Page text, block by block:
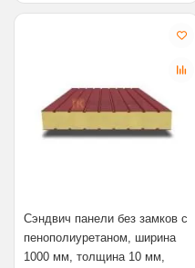
Сэндвич панели без замков с
пенополиуретаном, ширина
1000 мм, толщина 10 мм,